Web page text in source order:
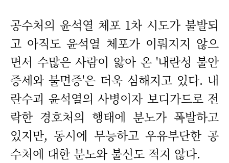
공수처의 윤석열 체포 1차 시도가 불발되
고 아직도 윤석열 체포가 이뤄지지 않으
면서 수많은 사람이 앓아 온 '내란성 불안
증세와 불면증'은 더욱 심해지고 있다. 내
란수괴 윤석열의 사병이자 보디가드로 전
락한 경호처의 행태에 분노가 폭발하고
있지만, 동시에 무능하고 우유부단한 공
수처에 대한 분노와 불신도 적지 않다.